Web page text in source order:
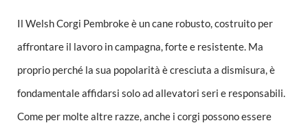
Il Welsh Corgi Pembroke è un cane robusto, costruito per
affrontare il lavoro in campagna, forte e resistente. Ma
proprio perché la sua popolarità è cresciuta a dismisura, è
fondamentale affidarsi solo ad allevatori seri e responsabili.
Come per molte altre razze, anche i corgi possono essere